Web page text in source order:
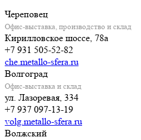
Череповец
Офис-выставка, производство и склад
Кирилловское шоссе, 78а
+7 931 505-52-82
che.metallo-sfera.ru
Волгоград
Офис-выставка и склад
ул. Лазоревая, 334
+7 937 097-13-19
volg.metallo-sfera.ru
Волжский